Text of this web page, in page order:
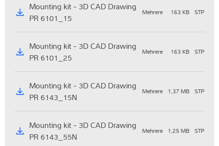
Mounting kit - 3D CAD Drawing
PR 6101_15
Mehrere 163 KB STP
Mounting kit - 3D CAD Drawing
PR 6101_25
Mehrere 163 KB STP
Mounting kit - 3D CAD Drawing
PR 6143_15N
Mehrere 1,37 MB STP
Mounting kit - 3D CAD Drawing
PR 6143_55N
Mehrere 1,25 MB STP